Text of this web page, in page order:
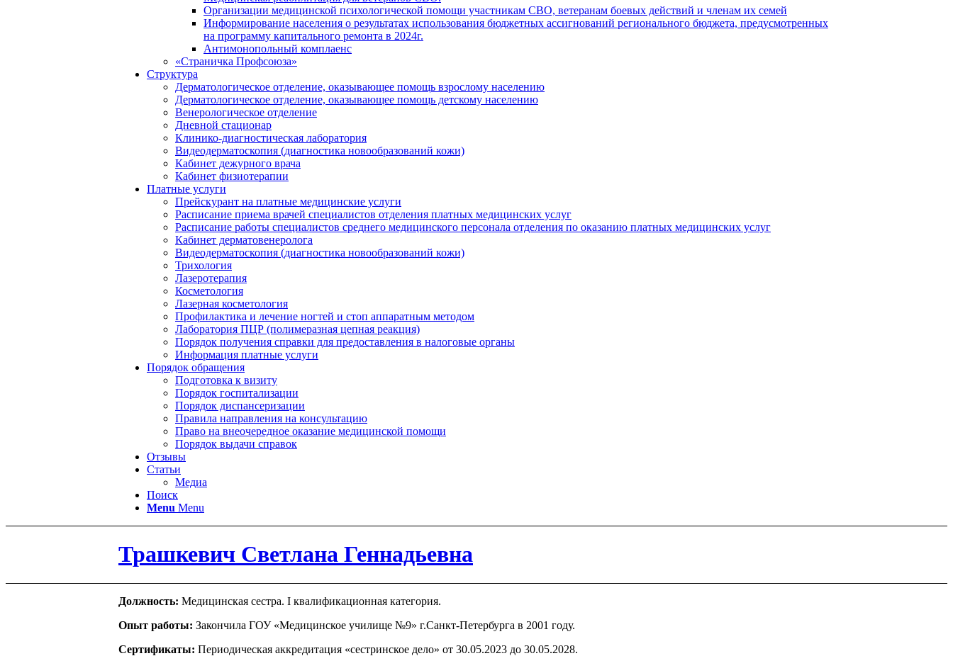
Организации медицинской психологической помощи участникам СВО, ветеранам боевых действий и членам их семей
Информирование населения о результатах использования бюджетных ассигнований регионального бюджета, предусмотренных
на программу капитального ремонта в 2024г.
Антимонопольный комплаенс
«Страничка Профсоюза»
Структура
Дерматологическое отделение, оказывающее помощь взрослому населению
Дерматологическое отделение, оказывающее помощь детскому населению
Венерологическое отделение
Дневной стационар
Клинико-диагностическая лаборатория
Видеодерматоскопия (диагностика новообразований кожи)
Кабинет дежурного врача
Кабинет физиотерапии
Платные услуги
Прейскурант на платные медицинские услуги
Расписание приема врачей специалистов отделения платных медицинских услуг
Расписание работы специалистов среднего медицинского персонала отделения по оказанию платных медицинских услуг
Кабинет дерматовенеролога
Видеодерматоскопия (диагностика новообразований кожи)
Трихология
Лазеротерапия
Косметология
Лазерная косметология
Профилактика и лечение ногтей и стоп аппаратным методом
Лаборатория ПЦР (полимеразная цепная реакция)
Порядок получения справки для предоставления в налоговые органы
Информация платные услуги
Порядок обращения
Подготовка к визиту
Порядок госпитализации
Порядок диспансеризации
Правила направления на консультацию
Право на внеочередное оказание медицинской помощи
Порядок выдачи справок
Отзывы
Статьи
Медиа
Поиск
Menu Menu
Трашкевич Светлана Геннадьевна
Должность: Медицинская сестра. I квалификационная категория.
Опыт работы: Закончила ГОУ «Медицинское училище №9» г.Санкт-Петербурга в 2001 году.
Сертификаты: Периодическая аккредитация «сестринское дело» от 30.05.2023 до 30.05.2028.